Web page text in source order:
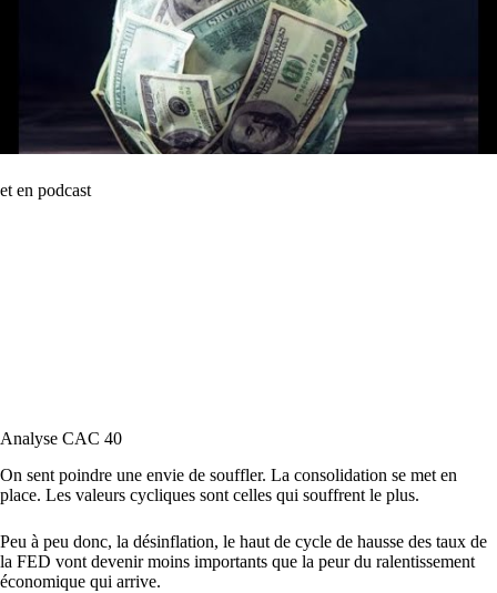
et en podcast
Analyse CAC 40
On sent poindre une envie de souffler. La consolidation se met en
place. Les valeurs cycliques sont celles qui souffrent le plus.
Peu à peu donc, la désinflation, le haut de cycle de hausse des taux de
la FED vont devenir moins importants que la peur du ralentissement
économique qui arrive.